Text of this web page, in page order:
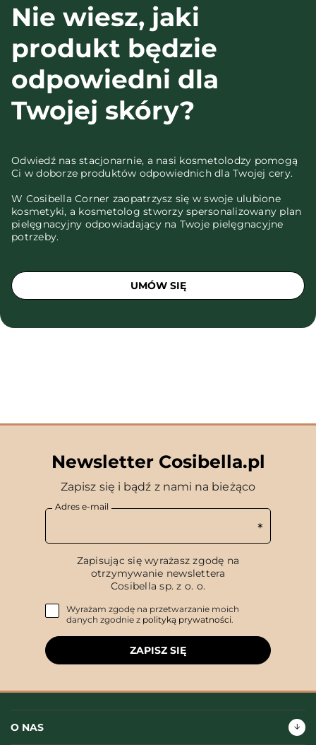
Nie wiesz, jaki
produkt będzie
odpowiedni dla
Twojej skóry?
Odwiedź nas stacjonarnie, a nasi kosmetolodzy pomogą
Ci w doborze produktów odpowiednich dla Twojej cery.
W Cosibella Corner zaopatrzysz się w swoje ulubione
kosmetyki, a kosmetolog stworzy spersonalizowany plan
pielęgnacyjny odpowiadający na Twoje pielęgnacyjne
potrzeby.
UMÓW SIĘ
Newsletter Cosibella.pl
Zapisz się i bądź z nami na bieżąco
Adres e-mail
Zapisując się wyrażasz zgodę na
otrzymywanie newslettera
Cosibella sp. z o. o.
Wyrażam zgodę na przetwarzanie moich
danych zgodnie z polityką prywatności.
ZAPISZ SIĘ
O NAS